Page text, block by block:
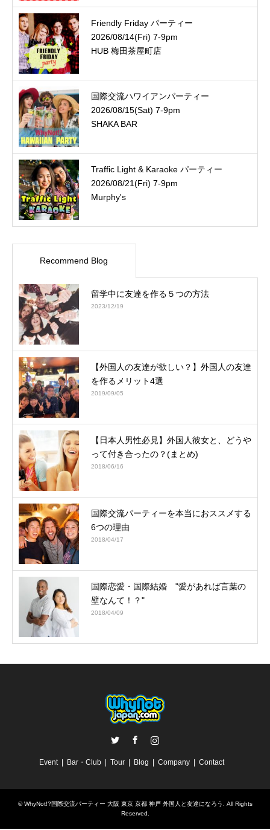
Friendly Friday パーティー
2026/08/14(Fri) 7-9pm
HUB 梅田茶屋町店
国際交流ハワイアンパーティー
2026/08/15(Sat) 7-9pm
SHAKA BAR
Traffic Light & Karaoke パーティー
2026/08/21(Fri) 7-9pm
Murphy's
Recommend Blog
留学中に友達を作る５つの方法
2023/12/19
【外国人の友達が欲しい？】外国人の友達
を作るメリット4選
2019/09/05
【日本人男性必見】外国人彼女と、どうや
って付き合ったの？(まとめ)
2018/06/16
国際交流パーティーを本当におススメする
6つの理由
2018/04/17
国際恋愛・国際結婚 "愛があれば言葉の
壁なんて！？"
2018/04/09
Event Bar・Club Tour Blog Company Contact
©WhyNot!?国際交流パーティー 大阪 東京 京都 神戸 外国人と友達になろう. All Rights
Reserved.